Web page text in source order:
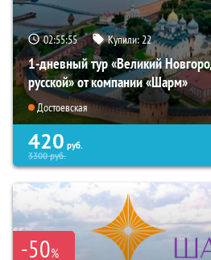
02:55:53 Купили:22
1-дневный тур «Великий
русской» от компании «Шарм»
Достоевская
420 руб.
3300руб.
-50%